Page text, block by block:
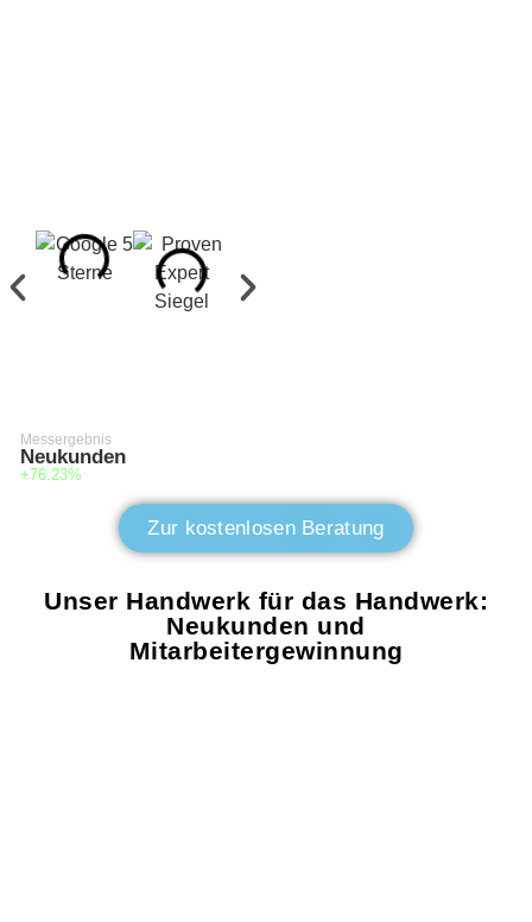
Messergebnis
Messergebnis
Neukunden
+76.23%
Zur kostenlosen Beratung
Unser Handwerk für das Handwerk:
Neukunden und
Mitarbeitergewinnung